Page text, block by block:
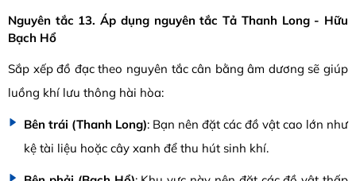
Nguyên tắc 13. Áp dụng nguyên tắc Tả Thanh Long - Hữu
Bạch Hổ
Sắp xếp đồ đạc theo nguyên tắc cân bằng âm dương sẽ giúp
luồng khí lưu thông hài hòa:
Bên trái (Thanh Long): Bạn nên đặt các đồ vật cao lớn như
kệ tài liệu hoặc cây xanh để thu hút sinh khí.